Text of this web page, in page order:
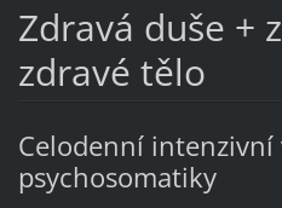
Zdravá duše +
zdravé tělo
Celodenní
psychosomatiky